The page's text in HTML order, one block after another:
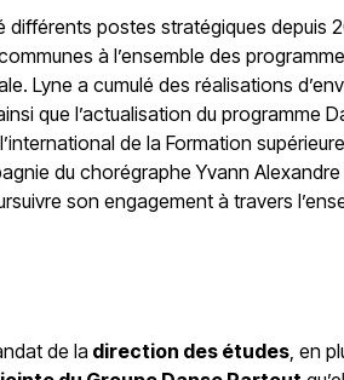
différents postes stratégiques depuis
à l’ensemble des
Lyne a cumulé des réalisations
que l’actualisation du programme
de la Formation
du chorégraphe Yvann
son engagement à travers
de la direction des études , en